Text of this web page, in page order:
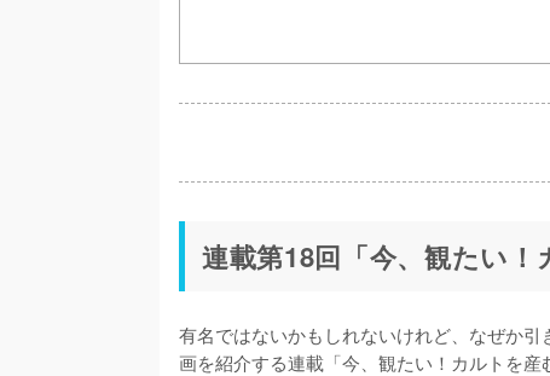
連載第18回「今、観たい！
有名ではないかもしれないけれど、なぜか
画を紹介する連載「今、観たい！カルトを産